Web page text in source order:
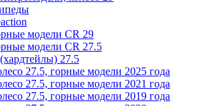
модели CR 29
модели CR 27.5
27.5
27.5, горные модели 2025 года
27.5, горные модели 2021 года
27.5, горные модели 2019 года